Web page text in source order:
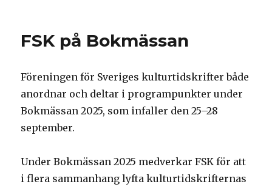
FSK på Bokmässan
Föreningen för Sveriges kulturtidskrifter både
anordnar och deltar i programpunkter under
Bokmässan 2025, som infaller den 25–28
september.
Under Bokmässan 2025 medverkar FSK för att
i flera sammanhang lyfta kulturtidskrifternas